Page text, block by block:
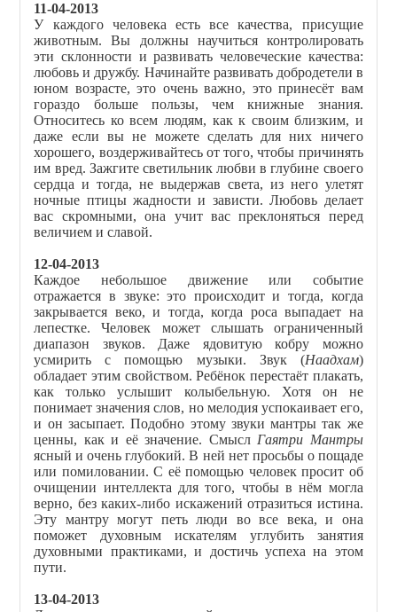
11-04-2013
У каждого человека есть все качества, присущие
животным. Вы должны научиться контролировать
эти склонности и развивать человеческие качества:
любовь и дружбу. Начинайте развивать добродетели в
юном возрасте, это очень важно, это принесёт вам
гораздо больше пользы, чем книжные знания.
Относитесь ко всем людям, как к своим близким, и
даже если вы не можете сделать для них ничего
хорошего, воздерживайтесь от того, чтобы причинять
им вред. Зажгите светильник любви в глубине своего
сердца и тогда, не выдержав света, из него улетят
ночные птицы жадности и зависти. Любовь делает
вас скромными, она учит вас преклоняться перед
величием и славой.
12-04-2013
Каждое небольшое движение или событие
отражается в звуке: это происходит и тогда, когда
закрывается веко, и тогда, когда роса выпадает на
лепестке. Человек может слышать ограниченный
диапазон звуков. Даже ядовитую кобру можно
усмирить с помощью музыки. Звук (Наадхам)
обладает этим свойством. Ребёнок перестаёт плакать,
как только услышит колыбельную. Хотя он не
понимает значения слов, но мелодия успокаивает его,
и он засыпает. Подобно этому звуки мантры так же
ценны, как и её значение. Смысл Гаятри Мантры
ясный и очень глубокий. В ней нет просьбы о пощаде
или помиловании. С её помощью человек просит об
очищении интеллекта для того, чтобы в нём могла
верно, без каких-либо искажений отразиться истина.
Эту мантру могут петь люди во все века, и она
поможет духовным искателям углубить занятия
духовными практиками, и достичь успеха на этом
пути.
13-04-2013